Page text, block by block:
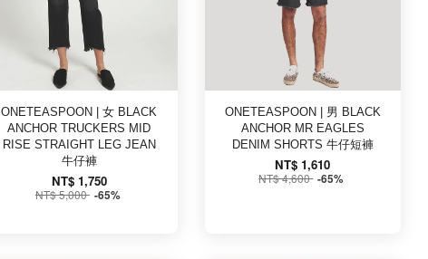
ONETEASPOON | 女 BLACK
ANCHOR TRUCKERS MID
RISE STRAIGHT LEG JEAN
牛仔褲
NT$ 1,750
NT$ 5,000 -65%
ONETEASPOON | 男 BLACK
ANCHOR MR EAGLES
DENIM SHORTS 牛仔短褲
NT$ 1,610
NT$ 4,600 -65%